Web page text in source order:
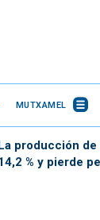
MUTXAMEL
producción
% y pierde